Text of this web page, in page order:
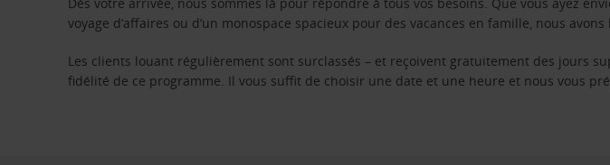
voyage d’affaires ou d’un monospace spacieux pour des vacances en famille, nous
Les clients louant régulièrement sont surclassés – et reçoivent gratuitement des jours
fidélité de ce programme. Il vous suffit de choisir une date et une heure et nous vous